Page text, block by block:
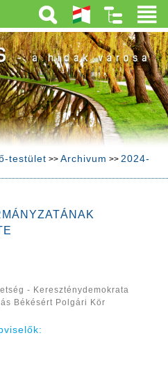
testület >> Archivum >> 2024-
- Kereszténydemokrata
Békésért Polgári Kör